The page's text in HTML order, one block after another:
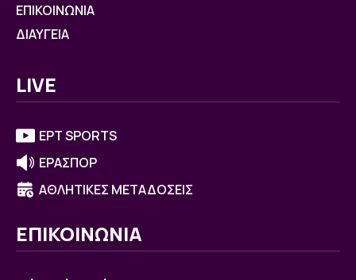
ΕΠΙΚΟΙΝΩΝΙΑ
ΔΙΑΥΓΕΙΑ
LIVE
ΕΡΤ SPORTS
ΕΡΑΣΠΟΡ
ΑΘΛΗΤΙΚΕΣ ΜΕΤΑΔΟΣΕΙΣ
ΕΠΙΚΟΙΝΩΝΙΑ